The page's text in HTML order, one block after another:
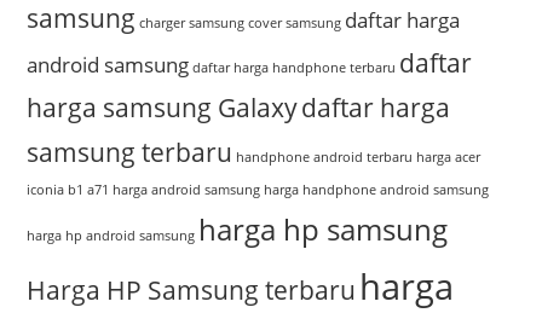
samsung charger samsung cover samsung daftar harga
android samsung daftar harga handphone terbaru daftar
harga samsung Galaxydaftar harga
samsung terbaru handphone android terbaru harga acer
iconia b1 a71 harga android samsung harga handphone android samsung
harga hp android samsung harga hp samsung
Harga HP Samsung terbaru harga